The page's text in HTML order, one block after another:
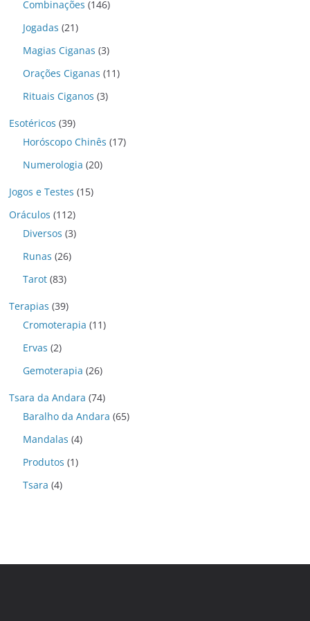
Combinações (146)
Jogadas (21)
Magias Ciganas (3)
Orações Ciganas (11)
Rituais Ciganos (3)
Esotéricos (39)
Horóscopo Chinês (17)
Numerologia (20)
Jogos e Testes (15)
Oráculos (112)
Diversos (3)
Runas (26)
Tarot (83)
Terapias (39)
Cromoterapia (11)
Ervas (2)
Gemoterapia (26)
Tsara da Andara (74)
Baralho da Andara (65)
Mandalas (4)
Produtos (1)
Tsara (4)